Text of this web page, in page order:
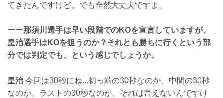
てきたんですけど。でも全然大丈夫ですよ。
ーー那須川選手は早い段階でのKOを宣言していますが、
皇治選手はKOを狙うのか？それとも勝ちに行くという部
分では判定でも、という感じでしょうか。
皇治今回は30秒にね...初っ端の30秒なのか、中間の30秒
なのか、ラストの30秒なのか、それは言えないんですけ